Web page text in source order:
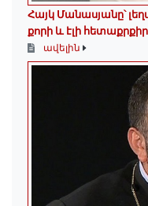
Հայկ Մանասյանը՝
քորի և էլի
ավելին